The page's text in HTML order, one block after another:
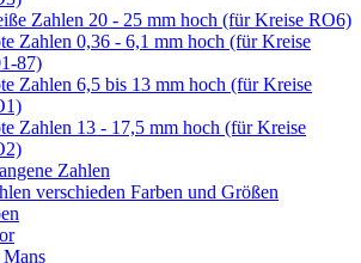
Zahlen 20 - 25 mm hoch (für Kreise RO6)
Zahlen 0,36 - 6,1 mm hoch (für Kreise
87)
Zahlen 6,5 bis 13 mm hoch (für Kreise
Zahlen 13 - 17,5 mm hoch (für Kreise
Zahlen
verschieden Farben und Größen